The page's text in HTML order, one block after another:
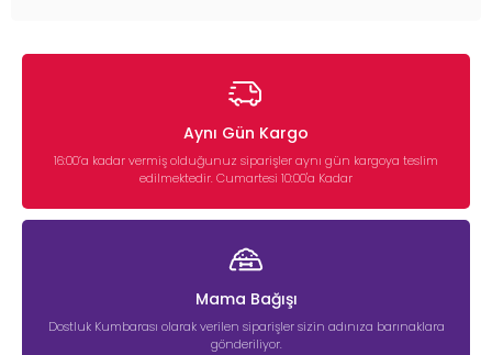
Aynı Gün Kargo
16:00’a kadar vermiş olduğunuz siparişler aynı gün kargoya teslim
edilmektedir. Cumartesi 10:00'a Kadar
Mama Bağışı
Dostluk Kumbarası olarak verilen siparişler sizin adınıza barınaklara
gönderiliyor.